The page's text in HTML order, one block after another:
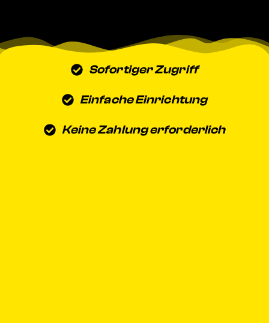
Sofortiger Zugriff
Einfache Einrichtung
Keine Zahlung erforderlich